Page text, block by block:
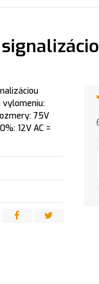
vylomeniu:
75V
12V AC =